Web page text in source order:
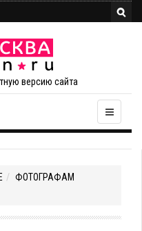
версию сайта
ФОТОГРАФАМ